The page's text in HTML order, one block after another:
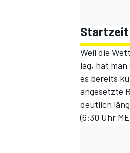
Startzeit
Weil die
lag, hat
es bereits
angesetzte
deutlich
(6:30 Uhr